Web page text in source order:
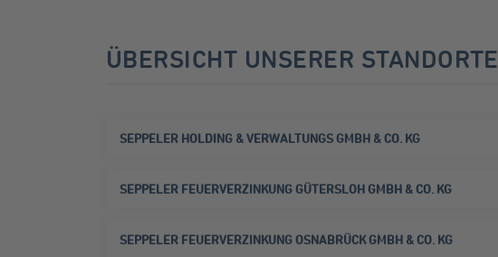
ÜBERSICHT UNSERER STANDORTE
SEPPELER HOLDING & VERWALTUNGS GMBH & CO. KG
SEPPELER FEUERVERZINKUNG GÜTERSLOH GMBH & CO. KG
SEPPELER FEUERVERZINKUNG OSNABRÜCK GMBH & CO. KG